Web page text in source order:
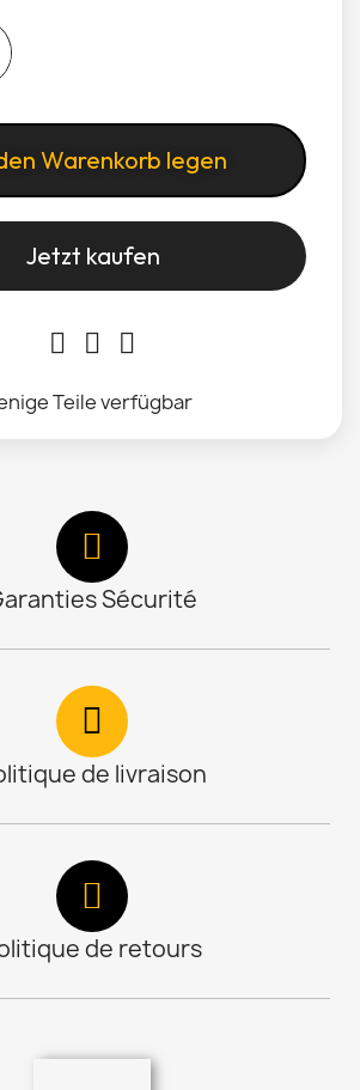
Warenkorb legen
Jetzt kaufen
Teile verfügbar
Sécurité
de livraison
de retours